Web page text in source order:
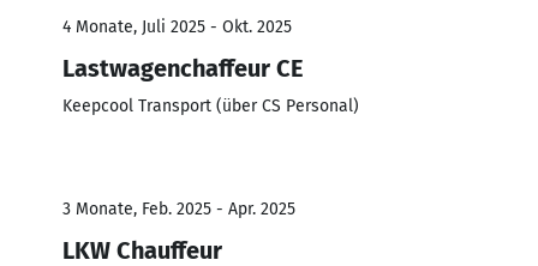
4 Monate, Juli 2025 - Okt. 2025
Lastwagenchaffeur CE
Keepcool Transport (über CS Personal)
3 Monate, Feb. 2025 - Apr. 2025
LKW Chauffeur